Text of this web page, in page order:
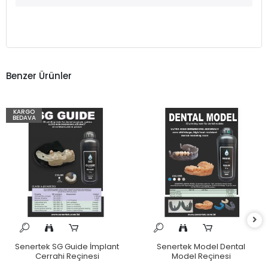
Benzer Ürünler
KARGO
BEDAVA
Senertek SG Guide İmplant
Cerrahi Reçinesi
Senertek Model Dental
Model Reçinesi